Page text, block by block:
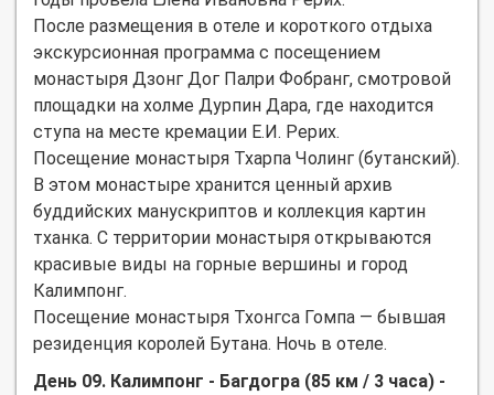
После размещения в отеле и короткого отдыха
экскурсионная программа с посещением
монастыря Дзонг Дог Палри Фобранг, смотровой
площадки на холме Дурпин Дара, где находится
ступа на месте кремации Е.И. Рерих.
Посещение монастыря Тхарпа Чолинг (бутанский).
В этом монастыре хранится ценный архив
буддийских манускриптов и коллекция картин
тханка. С территории монастыря открываются
красивые виды на горные вершины и город
Калимпонг.
Посещение монастыря Тхонгса Гомпа — бывшая
резиденция королей Бутана. Ночь в отеле.
День 09. Калимпонг - Багдогра (85 км / 3 часа) -